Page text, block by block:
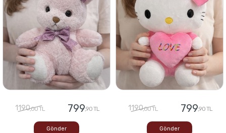
1190,00 TL 799,90 TL
Gönder
1190,00 TL 799,90 TL
Gönder